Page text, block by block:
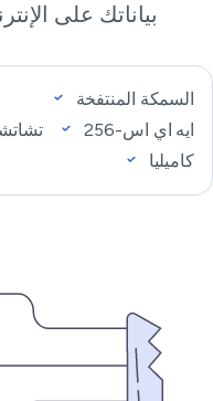
بياناتك على
السمكة المنتفخة
ايه اي اس-256
تشاتشا20
كاميليا